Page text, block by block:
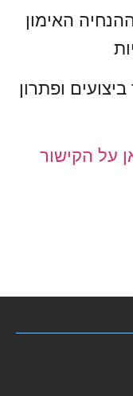
בעולם ההנחיה האימון
ופתרון
על הקישור